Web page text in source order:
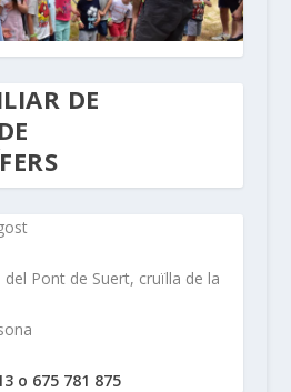
DE
del Pont de Suert, cruïlla de la
o 675 781 875